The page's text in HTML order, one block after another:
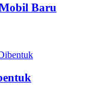
Baru